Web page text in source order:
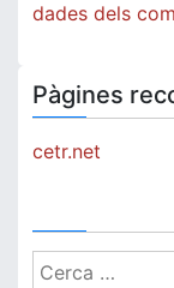
dades dels
Pàgines
cetr.net
Cerca: